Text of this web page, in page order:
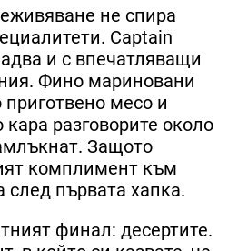
не спира
Captain
и с впечатляващи
Фино мариновани
месо и
кара разговорите около
Защото
комплимент към
след първата хапка.
финал: десертите.